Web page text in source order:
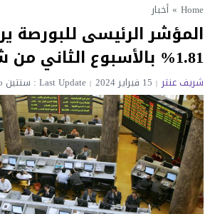
Home
» أخبار
المؤشر الرئيسى للبورصة
1.81% بالأسبوع الثاني من شهر فبراير
شريف عنتر 15 فبراير 2024 Last Update : سنتين Ago